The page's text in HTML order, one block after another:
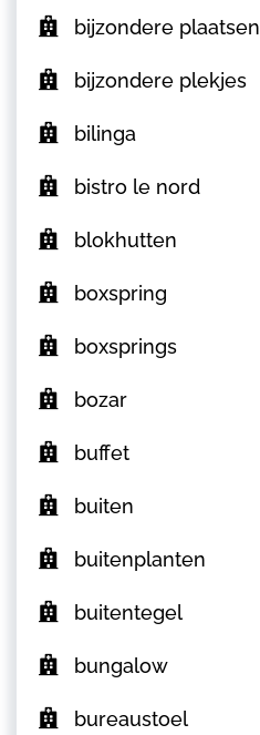
bijzondere plaatsen
bijzondere plekjes
bilinga
bistro le nord
blokhutten
boxspring
boxsprings
bozar
buffet
buiten
buitenplanten
buitentegel
bungalow
bureaustoel